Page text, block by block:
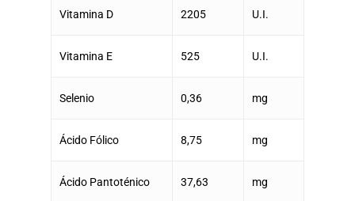
Vitamina D 2205 U.I.
Vitamina E 525 U.I.
Selenio 0,36 mg
Ácido Fólico 8,75 mg
Ácido Pantoténico 37,63 mg
Perros
Gatos
Blog